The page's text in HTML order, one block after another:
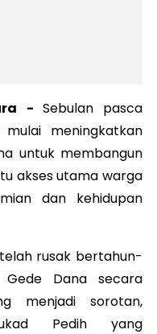
- Sebulan pasca
meningkatkan
untuk membangun
akses utama warga
dan kehidupan
rusak bertahun-
Dana secara
menjadi sorotan,
Pedih yang